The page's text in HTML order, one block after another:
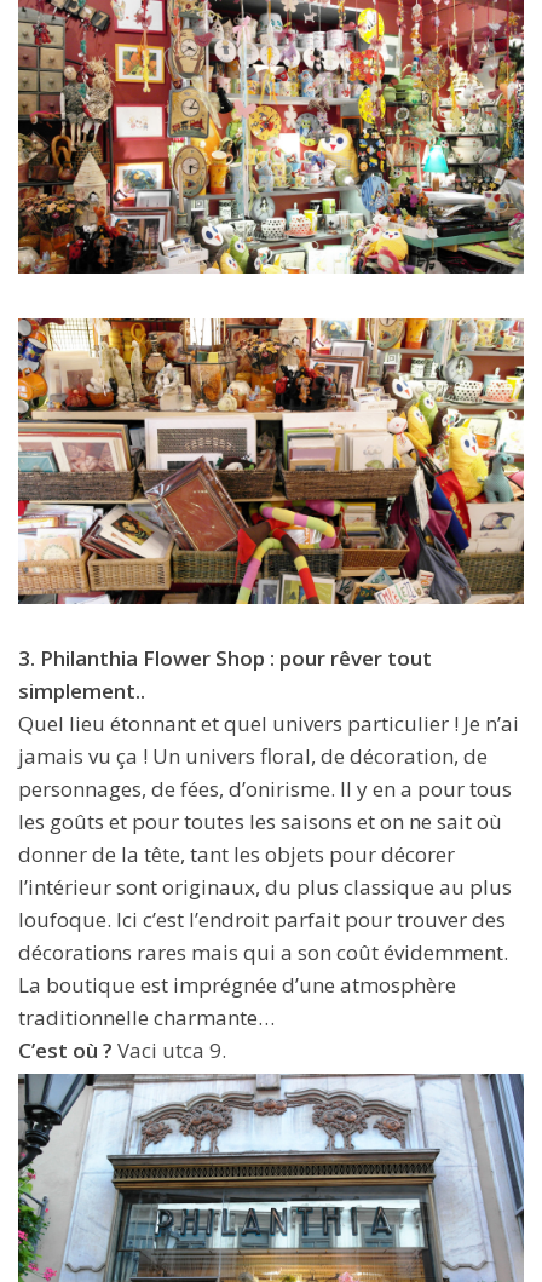
3. Philanthia Flower Shop : pour rêver tout
simplement..
Quel lieu étonnant et quel univers particulier ! Je n’ai
jamais vu ça ! Un univers floral, de décoration, de
personnages, de fées, d’onirisme. Il y en a pour tous
les goûts et pour toutes les saisons et on ne sait où
donner de la tête, tant les objets pour décorer
l’intérieur sont originaux, du plus classique au plus
loufoque. Ici c’est l’endroit parfait pour trouver des
décorations rares mais qui a son coût évidemment.
La boutique est imprégnée d’une atmosphère
traditionnelle charmante…
C’est où ? Vaci utca 9.